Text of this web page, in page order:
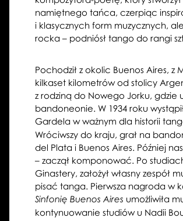
namiętnego tańca, czerpiąc
i klasycznych form muzycznych,
rocka – podniósł tango do rangi
Pochodził z okolic Buenos Aires,
kilkaset kilometrów od stolicy
z rodziną do Nowego Jorku, gdzie
bandoneonie. W 1934 roku
Gardela w ważnym dla historii
Wróciwszy do kraju, grał na
del Plata i Buenos Aires. Później
– zaczął komponować. Po
Ginastery, założył własny zespół
pisać tanga. Pierwsza nagroda w
Sinfonię Buenos Aires umożliwiła
kontynuowanie studiów u Nadii